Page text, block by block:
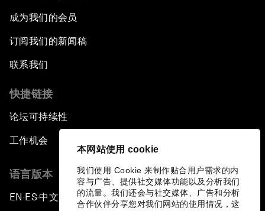
本网站使用 cookie
我们使用 Cookie 来制作贴合用户需求的内
容与广告、提供社交媒体功能以及分析我们
的流量。我们还会与社交媒体、广告和分析
合作伙伴分享您对我们网站的使用情况，这
成为我们的会员
订阅我们的新闻稿
联系我们
快捷链接
论坛可持续性
工作机会
语言版本
EN ▪ES▪中文▪ 日本語